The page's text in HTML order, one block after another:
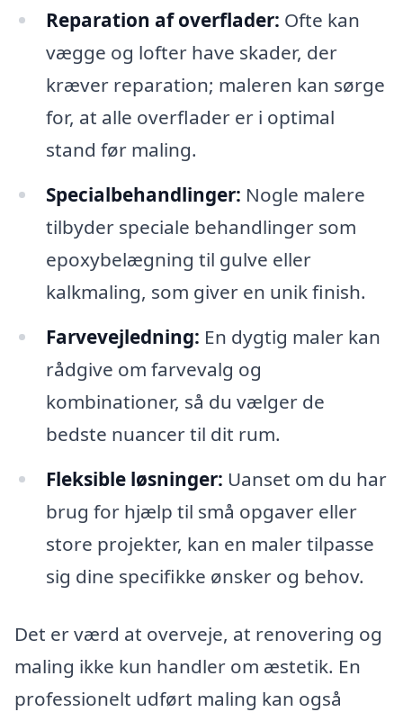
Reparation af overflader: Ofte kan
vægge og lofter have skader, der
kræver reparation; maleren kan sørge
for, at alle overflader er i optimal
stand før maling.
Specialbehandlinger: Nogle malere
tilbyder speciale behandlinger som
epoxybelægning til gulve eller
kalkmaling, som giver en unik finish.
Farvevejledning: En dygtig maler kan
rådgive om farvevalg og
kombinationer, så du vælger de
bedste nuancer til dit rum.
Fleksible løsninger: Uanset om du har
brug for hjælp til små opgaver eller
store projekter, kan en maler tilpasse
sig dine specifikke ønsker og behov.
Det er værd at overveje, at renovering og
maling ikke kun handler om æstetik. En
professionelt udført maling kan også